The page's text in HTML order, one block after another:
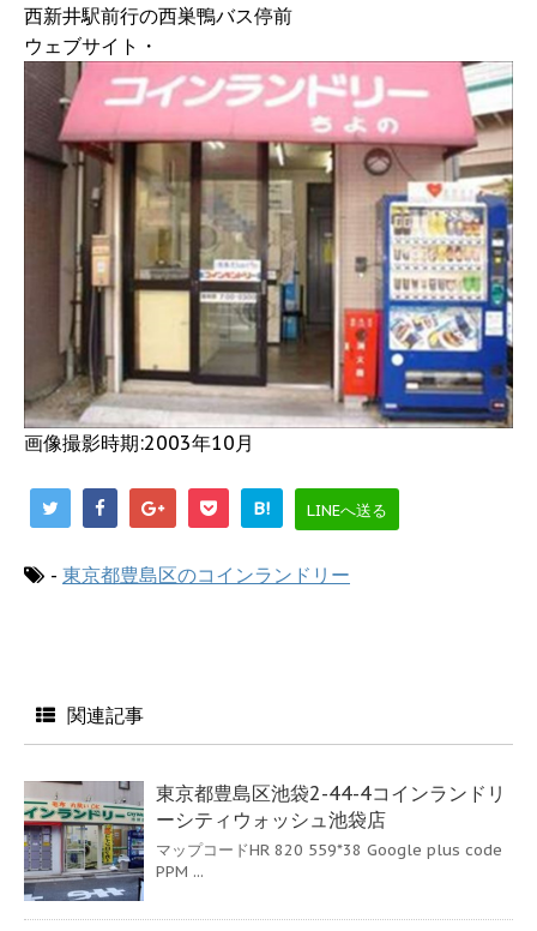
西新井駅前行の西巣鴨バス停前
ウェブサイト・
画像撮影時期:2003年10月
B! LINEへ送る
- 東京都豊島区のコインランドリー
関連記事
東京都豊島区池袋2-44-4コインランドリ
ーシティウォッシュ池袋店
マップコードHR 820 559*38 Google plus code
PPM ...